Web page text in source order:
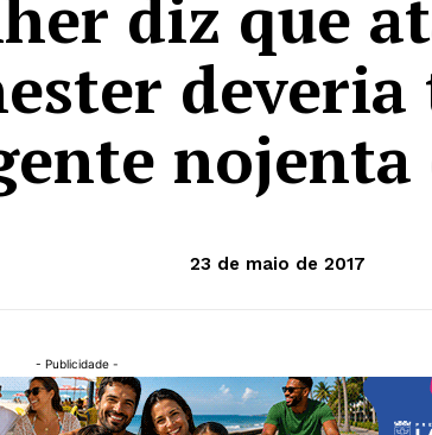
diz que
nojenta
23 de maio de 2017
- Publicidade -